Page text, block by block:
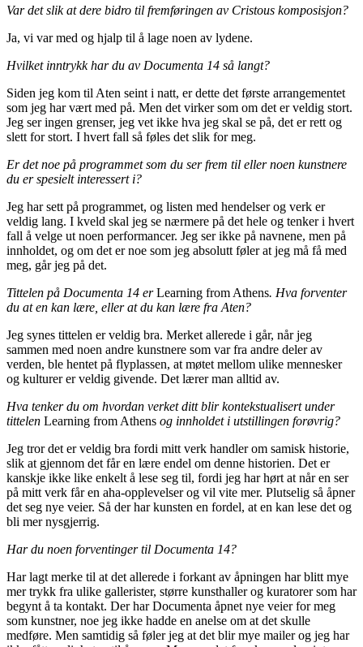
Var det slik at dere bidro til fremføringen av Cristous komposisjon?
Ja, vi var med og hjalp til å lage noen av lydene.
Hvilket inntrykk har du av Documenta 14 så langt?
Siden jeg kom til Aten seint i natt, er dette det første arrangementet
som jeg har vært med på. Men det virker som om det er veldig stort.
Jeg ser ingen grenser, jeg vet ikke hva jeg skal se på, det er rett og
slett for stort. I hvert fall så føles det slik for meg.
Er det noe på programmet som du ser frem til eller noen kunstnere
du er spesielt interessert i?
Jeg har sett på programmet, og listen med hendelser og verk er
veldig lang. I kveld skal jeg se nærmere på det hele og tenker i hvert
fall å velge ut noen performancer. Jeg ser ikke på navnene, men på
innholdet, og om det er noe som jeg absolutt føler at jeg må få med
meg, går jeg på det.
Tittelen på Documenta 14 erLearning from Athens. Hva forventer
du at en kan lære, eller at du kan lære fra Aten?
Jeg synes tittelen er veldig bra. Merket allerede i går, når jeg
sammen med noen andre kunstnere som var fra andre deler av
verden, ble hentet på flyplassen, at møtet mellom ulike mennesker
og kulturer er veldig givende. Det lærer man alltid av.
Hva tenker du om hvordan verket ditt blir kontekstualisert under
tittelen Learning from Athens og innholdet i utstillingen forøvrig?
Jeg tror det er veldig bra fordi mitt verk handler om samisk historie,
slik at gjennom det får en lære endel om denne historien. Det er
kanskje ikke like enkelt å lese seg til, fordi jeg har hørt at når en ser
på mitt verk får en aha-opplevelser og vil vite mer. Plutselig så åpner
det seg nye veier. Så der har kunsten en fordel, at en kan lese det og
bli mer nysgjerrig.
Har du noen forventinger til Documenta 14?
Har lagt merke til at det allerede i forkant av åpningen har blitt mye
mer trykk fra ulike gallerister, større kunsthaller og kuratorer som har
begynt å ta kontakt. Der har Documenta åpnet nye veier for meg
som kunstner, noe jeg ikke hadde en anelse om at det skulle
medføre. Men samtidig så føler jeg at det blir mye mailer og jeg har